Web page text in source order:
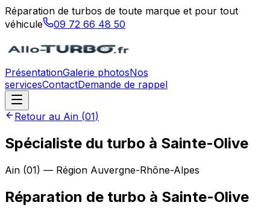
Réparation de turbos de toute marque et pour tout
véhicule
09 72 66 48 50
PrésentationGalerie photosNos
servicesContactDemande de rappel
Retour au Ain (01)
Spécialiste du turbo à Sainte-Olive
Ain (01) — Région Auvergne-Rhône-Alpes
Réparation de turbo à Sainte-Olive